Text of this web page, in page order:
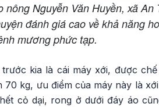
Nguyễn Văn Huyền, xã
đánh giá cao về khả năng
mương phức tạp.
kia là cái máy xới, được
kg, ưu điểm của máy này là
cỏ dại, rong ở dưới đáy áo